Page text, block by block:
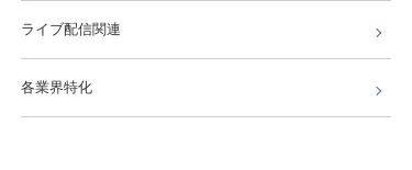
ライブ配信関連
各業界特化